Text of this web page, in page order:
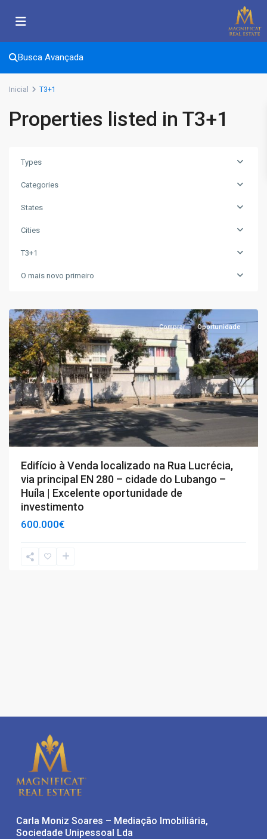
Busca Avançada
Inicial T3+1
Properties listed in T3+1
Types
Categories
States
Cities
T3+1
O mais novo primeiro
Comprar Oportunidade
Edifício à Venda localizado na Rua Lucrécia,
via principal EN 280 – cidade do Lubango –
Huíla | Excelente oportunidade de
investimento
600.000€
Carla Moniz Soares – Mediação Imobiliária,
Sociedade Unipessoal Lda